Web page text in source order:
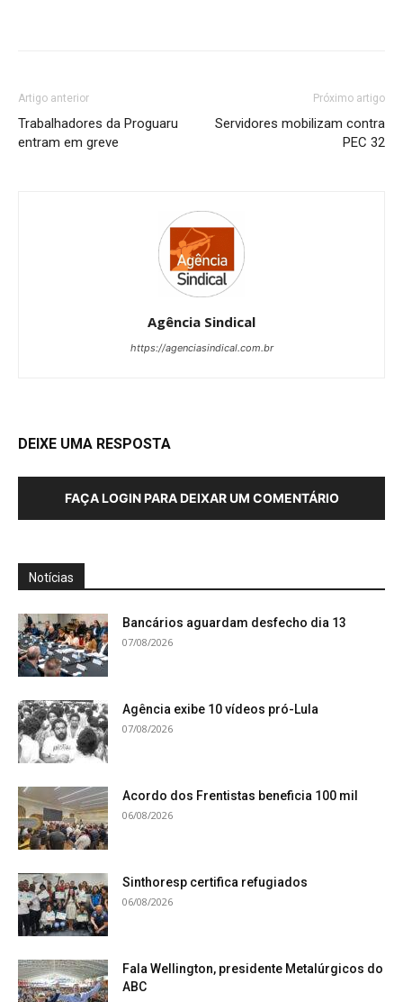
Artigo anterior
Trabalhadores da Proguaru
entram em greve
Próximo artigo
Servidores mobilizam contra
PEC 32
Agência Sindical
https://agenciasindical.com.br
DEIXE UMA RESPOSTA
FAÇA LOGIN PARA DEIXAR UM COMENTÁRIO
Notícias
Bancários aguardam desfecho dia 13
07/08/2026
Agência exibe 10 vídeos pró-Lula
07/08/2026
Acordo dos Frentistas beneficia 100 mil
06/08/2026
Sinthoresp certifica refugiados
06/08/2026
Fala Wellington, presidente Metalúrgicos do
ABC